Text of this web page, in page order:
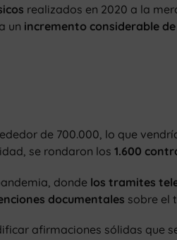
realizados en 2020 a la
un incremento considerable
de 700.000, lo que
se rondaron los 1.600
donde los tramites
documentales sobre el
afirmaciones sólidas que